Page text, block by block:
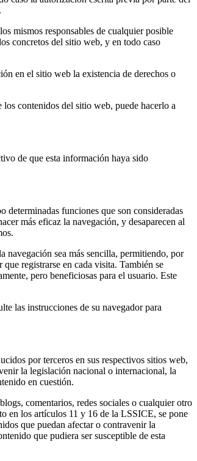
mismos responsables de cualquier posible
concretos del sitio web, y en todo caso
en el sitio web la existencia de derechos o
contenidos del sitio web, puede hacerlo a
de que esta información haya sido
determinadas funciones que son consideradas
más eficaz la navegación, y desaparecen al
navegación sea más sencilla, permitiendo, por
registrarse en cada visita. También se
pero beneficiosas para el usuario. Este
las instrucciones de su navegador para
por terceros en sus respectivos sitios web,
la legislación nacional o internacional, la
en cuestión.
comentarios, redes sociales o cualquier otro
en los artículos 11 y 16 de la LSSICE, se pone
que puedan afectar o contravenir la
que pudiera ser susceptible de esta